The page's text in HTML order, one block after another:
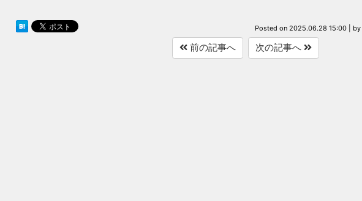
Posted on 2025.06.28 15:00| by
前の記事へ 次の記事へ